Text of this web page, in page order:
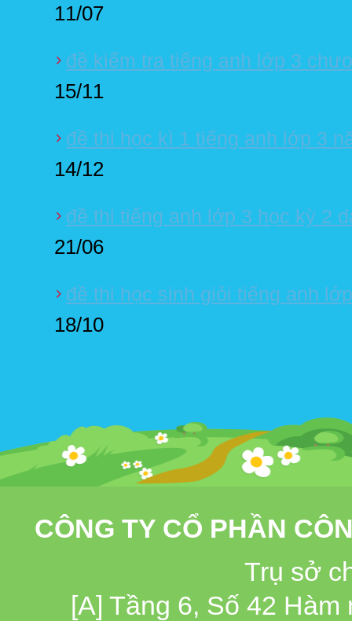
11/07
đề kiểm tra tiếng anh lớp 3
15/11
đề thi học kì 1 tiếng anh lớp 3
14/12
đề thi tiếng anh lớp 3 học kỳ 2
21/06
đề thi học sinh giỏi tiếng anh
18/10
CÔNG TY CỔ PHẦN
Trụ sở
[A] Tầng 6, Số 42